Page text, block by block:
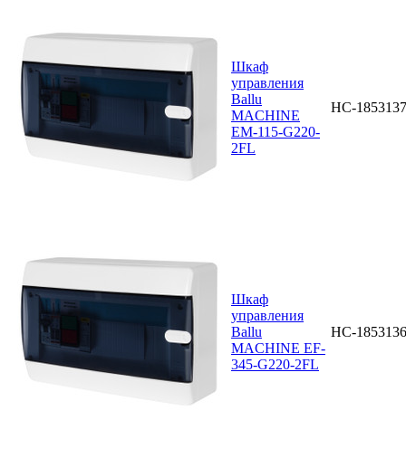
Шкаф
управления
Ballu
MACHINE
EM-115-G220-
2FL
НС-1853137
Шкаф
управления
Ballu
MACHINE EF-
345-G220-2FL
НС-1853136